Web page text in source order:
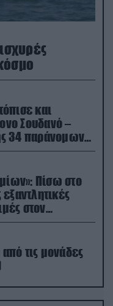
και
Σουδανό –
34 παράνομων
Πίσω στο
τις μονάδες